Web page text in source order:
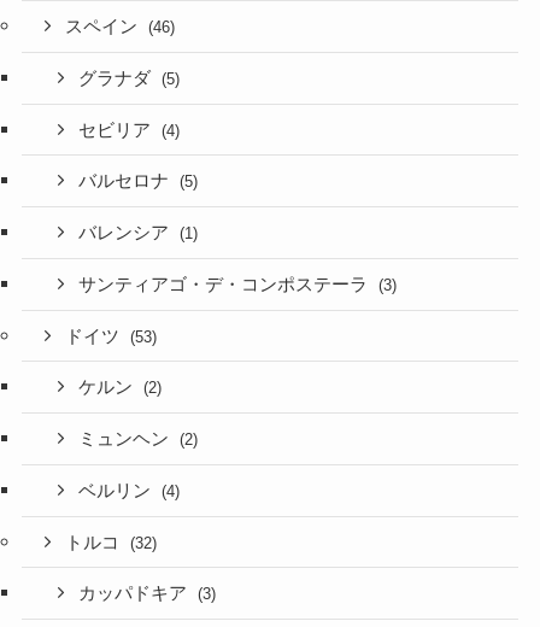
スペイン (46)
グラナダ (5)
セビリア (4)
バルセロナ (5)
バレンシア (1)
サンティアゴ・デ・コンポステーラ (3)
ドイツ (53)
ケルン (2)
ミュンヘン (2)
ベルリン (4)
トルコ (32)
カッパドキア (3)